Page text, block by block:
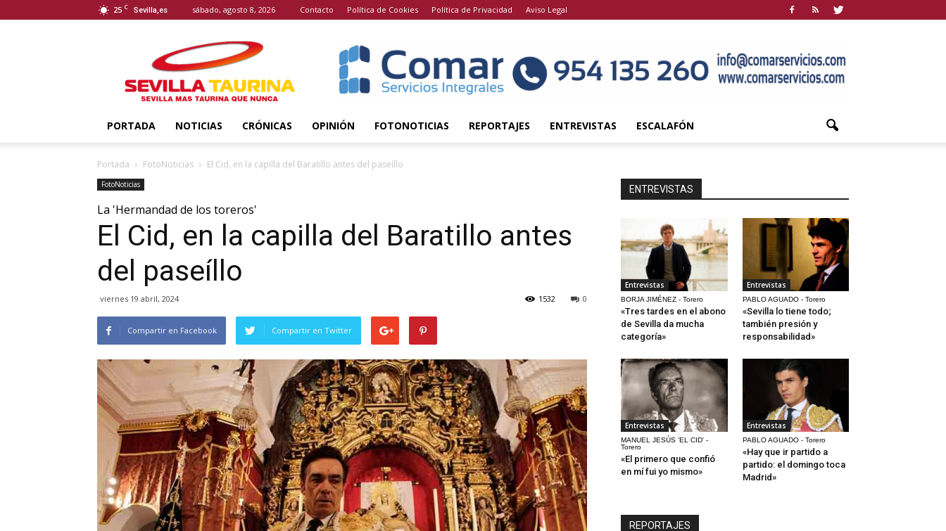
25 C Sevilla,es sábado, agosto 8, 2026 Contacto Política de Cookies Política de Privacidad Aviso Legal
Taurina
PORTADA NOTICIAS CRÓNICAS OPINIÓN FOTONOTICIAS REPORTAJES ENTREVISTAS ESCALAFÓN
Portada FotoNoticias El Cid, en la capilla del Baratillo antes del paseíllo
FotoNoticias
La 'Hermandad de los toreros'
El Cid, en la capilla del Baratillo antes
del paseíllo
viernes 19 abril, 2024 0
1532
Compartir en Facebook Compartir en Twitter
ENTREVISTAS
Entrevistas
BORJA JIMÉNEZ - Torero
«Tres tardes en el abono
de Sevilla da mucha
categoría»
Entrevistas
PABLO AGUADO - Torero
«Sevilla lo tiene todo;
también presión y
responsabilidad»
Entrevistas
MANUEL JESÚS 'EL CID' -
Torero
«El primero que confió
en mí fui yo mismo»
Entrevistas
PABLO AGUADO - Torero
«Hay que ir partido a
partido: el domingo toca
Madrid»
REPORTAJES